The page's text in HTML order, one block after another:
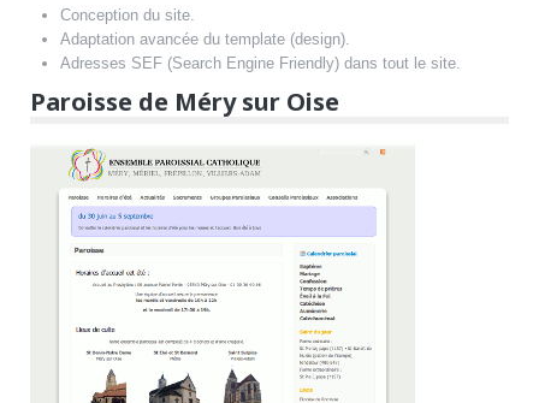
Conception du site.
Adaptation avancée du template (design).
Adresses SEF (Search Engine Friendly) dans tout le site.
Paroisse de Méry sur Oise